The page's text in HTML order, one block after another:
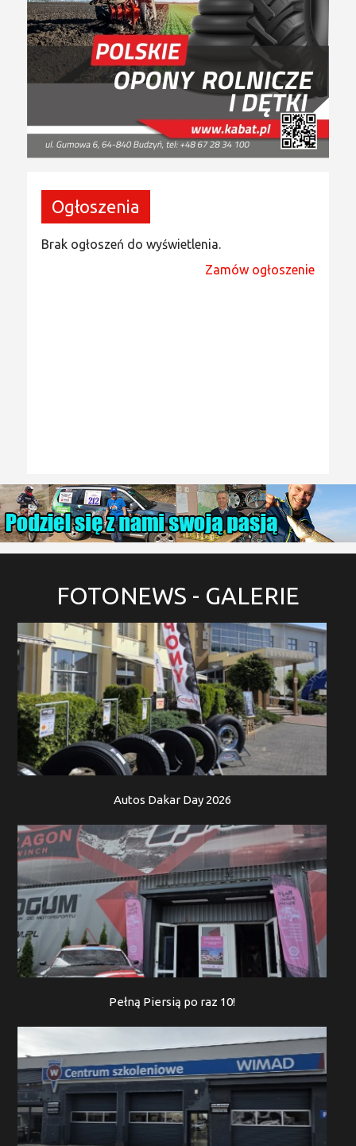
Ogłoszenia
Brak ogłoszeń do wyświetlenia.
Zamów ogłoszenie
FOTONEWS - GALERIE
Autos Dakar Day 2026
Pełną Piersią po raz 10!